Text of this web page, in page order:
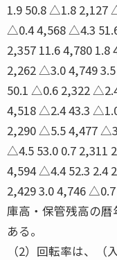
1.9 50.8 △1.8 2,127
△0.4 4,568 △4.3
2,357 11.6 4,780 1.8
2,262 △3.0 4,749
50.1 △0.6 2,322
4,518 △2.4 43.3
2,290 △5.5 4,477
△4.5 53.0 0.7 2,311
4,594 △4.4 52.3 2.4
2,429 3.0 4,746
庫高・保管残高の
ある。
（2）回転率は、